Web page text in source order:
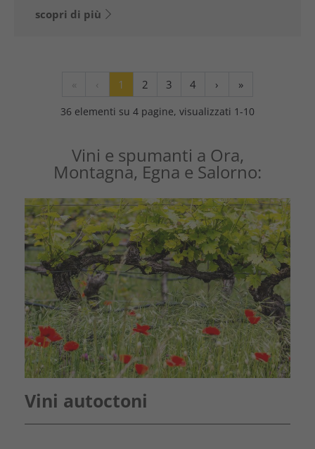
scopri di più
« ‹ 1 2 3 4 › »
36 elementi su 4 pagine, visualizzati 1-10
Vini e spumanti a Ora,
Montagna, Egna e Salorno:
Vini autoctoni